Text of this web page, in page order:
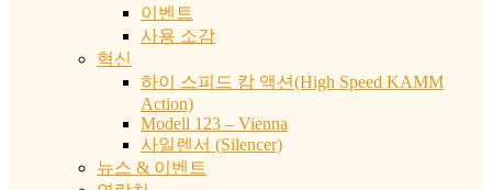
이벤트
사용 소감
혁신
하이 스피드 캄 액션(High Speed KAMM
Action)
Modell 123 – Vienna
사일렌서 (Silencer)
뉴스 & 이벤트